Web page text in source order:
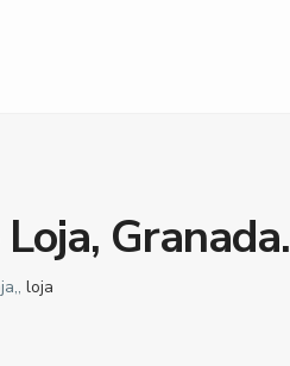
Granada.
loja